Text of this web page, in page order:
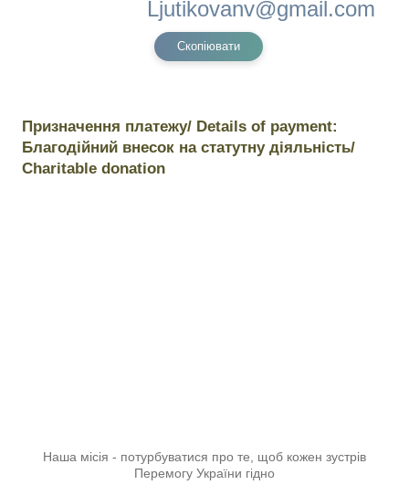
Скопіювати
Призначення платежу/ Details of payment:
Благодійний внесок на статутну діяльність/
Charitable donation
Наша місія - потурбуватися про те, щоб кожен зустрів
Перемогу України гідно